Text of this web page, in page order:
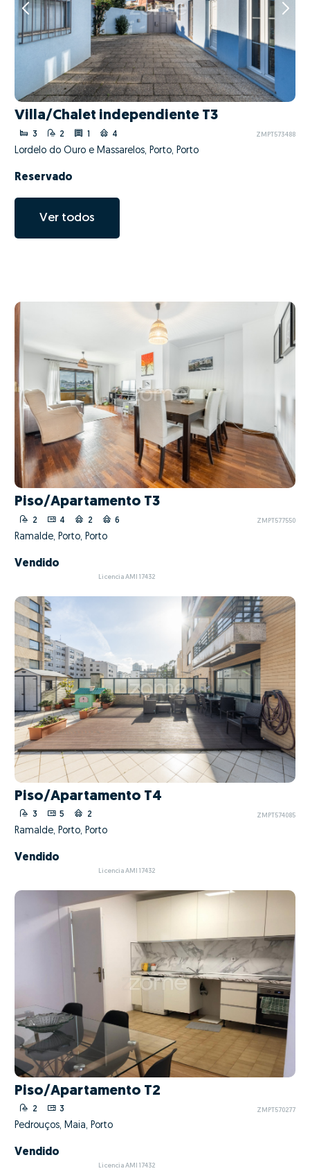
Villa/Chalet independiente T3
3 2 1 4 ZMPT573488
Lordelo do Ouro e Massarelos, Porto, Porto
Reservado
Ver todos
Piso/Apartamento T3
2 4 2 6 ZMPT577550
Ramalde, Porto, Porto
Vendido
Licencia AMI 17432
Piso/Apartamento T4
3 5 2 ZMPT574085
Ramalde, Porto, Porto
Vendido
Licencia AMI 17432
Piso/Apartamento T2
2 3 ZMPT570277
Pedrouços, Maia, Porto
Vendido
Licencia AMI 17432